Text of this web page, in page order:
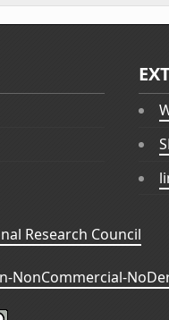
Research Council
NonCommercial-